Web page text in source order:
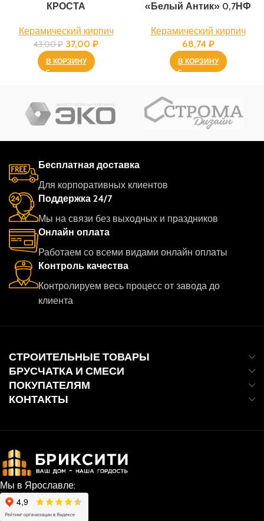
КРОСТА
Керамический кирпич
43,00₽ 37,00 ₽
В КОРЗИНУ
«Белый Антик» 0,7НФ
Керамический кирпич
68,74 ₽
В КОРЗИНУ
Бесплатная доставка
Для корпоративных клиентов
Поддержка 24/7
Мы на связи без выходных и праздников
Онлайн оплата
Работаем со всеми видами онлайн оплаты
Контроль качества
Контролируем весь процесс от завода до
клиента
СТРОИТЕЛЬНЫЕ ТОВАРЫ
БРУСЧАТКА И СМЕСИ
ПОКУПАТЕЛЯМ
КОНТАКТЫ
Мы в Ярославле: